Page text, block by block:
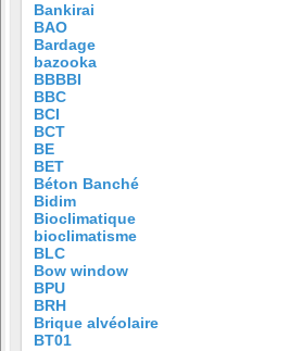
Bankirai
BAO
Bardage
bazooka
BBBBI
BBC
BCI
BCT
BE
BET
Béton Banché
Bidim
Bioclimatique
bioclimatisme
BLC
Bow window
BPU
BRH
Brique alvéolaire
BT01